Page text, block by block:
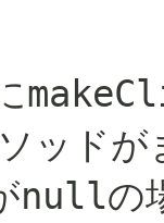
ッド
nullの